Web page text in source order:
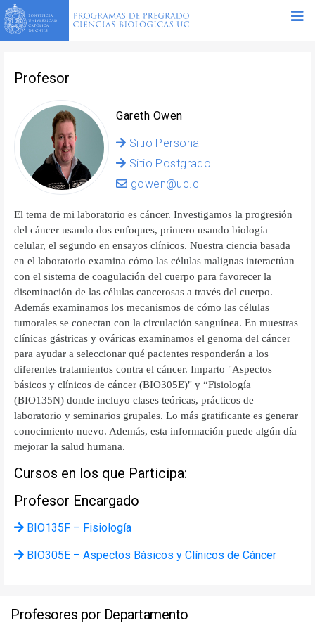
Profesor
Gareth Owen
Sitio Personal
Sitio Postgrado
gowen@uc.cl
El tema de mi laboratorio es cáncer. Investigamos la progresión
del cáncer usando dos enfoques, primero usando biología
celular, el segundo en ensayos clínicos. Nuestra ciencia basada
en el laboratorio examina cómo las células malignas interactúan
con el sistema de coagulación del cuerpo para favorecer la
diseminación de las células cancerosas a través del cuerpo.
Además examinamos los mecanismos de cómo las células
tumorales se conectan con la circulación sanguínea. En muestras
clínicas gástricas y ováricas examinamos el genoma del cáncer
para ayudar a seleccionar qué pacientes responderán a los
diferentes tratamientos contra el cáncer. Imparto "Aspectos
básicos y clínicos de cáncer (BIO305E)" y “Fisiología
(BIO135N) donde incluyo clases teóricas, prácticos de
laboratorio y seminarios grupales. Lo más gratificante es generar
conocimiento nuevo. Además, esta información puede algún día
mejorar la salud humana.
Cursos en los que Participa:
Profesor Encargado
BIO135F – Fisiología
BIO305E – Aspectos Básicos y Clínicos de Cáncer
Profesores por Departamento